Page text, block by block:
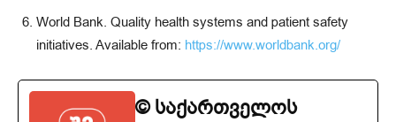
World Bank. Quality health systems and patient safety
initiatives. Available from: https://www.worldbank.org/
© საქართველოს